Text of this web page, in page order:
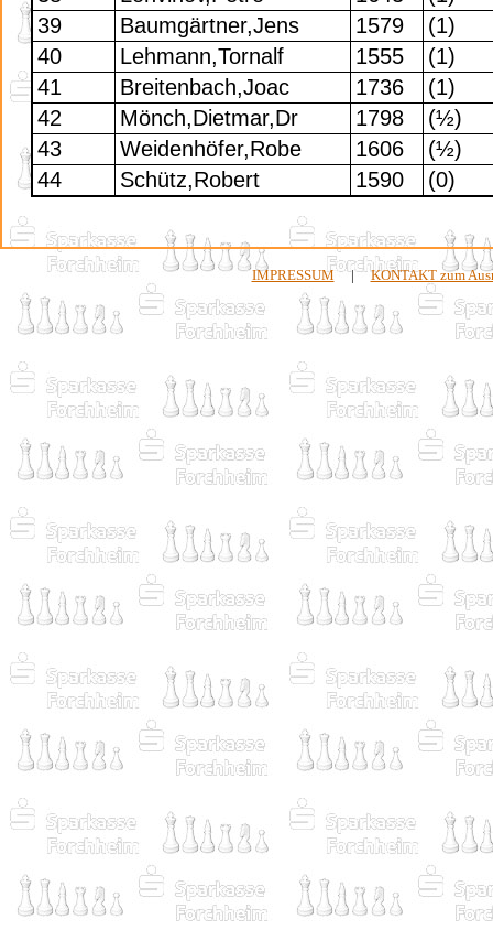
39
Baumgärtner,Jens 1579
(1)
40
Lehmann,Tornalf 1555
(1)
41
Breitenbach,Joac 1736
(1)
42
Mönch,Dietmar,Dr 1798
(½)
43
Weidenhöfer,Robe 1606
(½)
44
Schütz,Robert 1590 (0)
IMPRESSUM |KONTAKT zum